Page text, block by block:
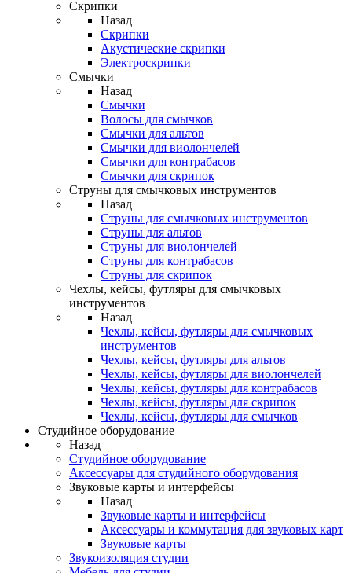
Скрипки
Назад
Скрипки
Акустические скрипки
Электроскрипки
Смычки
Назад
Смычки
Волосы для смычков
Смычки для альтов
Смычки для виолончелей
Смычки для контрабасов
Смычки для скрипок
Струны для смычковых инструментов
Назад
Струны для смычковых инструментов
Струны для альтов
Струны для виолончелей
Струны для контрабасов
Струны для скрипок
Чехлы, кейсы, футляры для смычковых
инструментов
Назад
Чехлы, кейсы, футляры для смычковых
инструментов
Чехлы, кейсы, футляры для альтов
Чехлы, кейсы, футляры для виолончелей
Чехлы, кейсы, футляры для контрабасов
Чехлы, кейсы, футляры для скрипок
Чехлы, кейсы, футляры для смычков
Студийное оборудование
Назад
Студийное оборудование
Аксессуары для студийного оборудования
Звуковые карты и интерфейсы
Назад
Звуковые карты и интерфейсы
Аксессуары и коммутация для звуковых карт
Звуковые карты
Звукоизоляция студии